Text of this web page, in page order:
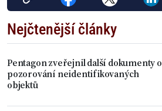
Nejčtenější články
Pentagon zveřejnil další dokumenty o
pozorování neidentifikovaných
objektů